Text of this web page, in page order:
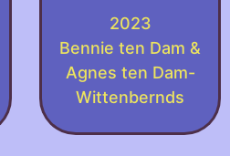
2023
Bennie ten Dam &
Agnes ten Dam-
Wittenbernds